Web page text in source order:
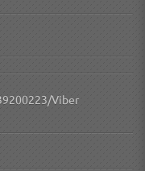
Viber